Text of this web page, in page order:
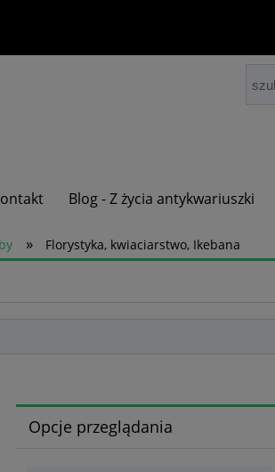
Blog - Z życia antykwariuszki
» Florystyka, kwiaciarstwo, Ikebana
Opcje przeglądania